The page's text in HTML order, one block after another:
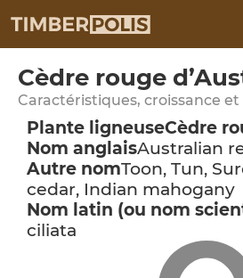
Cèdre rouge
Caractéristiques, croissance
Plante ligneuseCèdre
Nom anglaisAustralian
Autre nomToon, Tun,
cedar, Indian mahogany
Nom latin (ou nom
ciliata